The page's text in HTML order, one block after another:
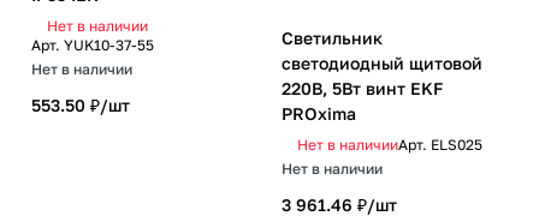
Нет в наличии
Арт. YUK10-37-55
Нет в наличии
553.50 ₽/шт
Светильник
светодиодный щитовой
220В, 5Вт винт EKF
PROxima
Нет в наличииАрт. ELS025
Нет в наличии
3 961.46 ₽/шт